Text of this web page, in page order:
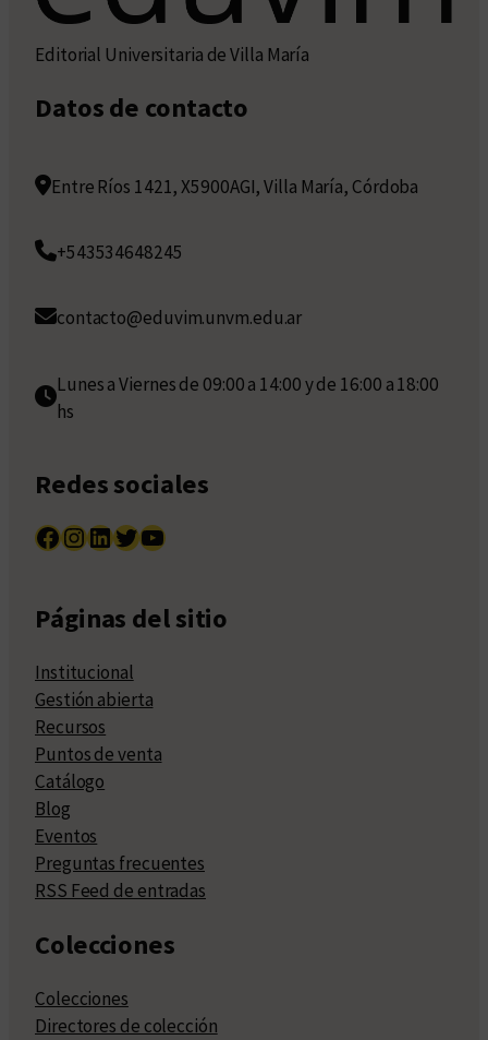
Editorial Universitaria de Villa María
Datos de contacto
Entre Ríos 1421, X5900AGI, Villa María, Córdoba
+543534648245
contacto@eduvim.unvm.edu.ar
Lunes a Viernes de 09:00 a 14:00 y de 16:00 a 18:00
hs
Redes sociales
Facebook InstagramLinkedIn Twitter YouTube
Páginas del sitio
Institucional
Gestión abierta
Recursos
Puntos de venta
Catálogo
Blog
Eventos
Preguntas frecuentes
RSS Feed de entradas
Colecciones
Colecciones
Directores de colección